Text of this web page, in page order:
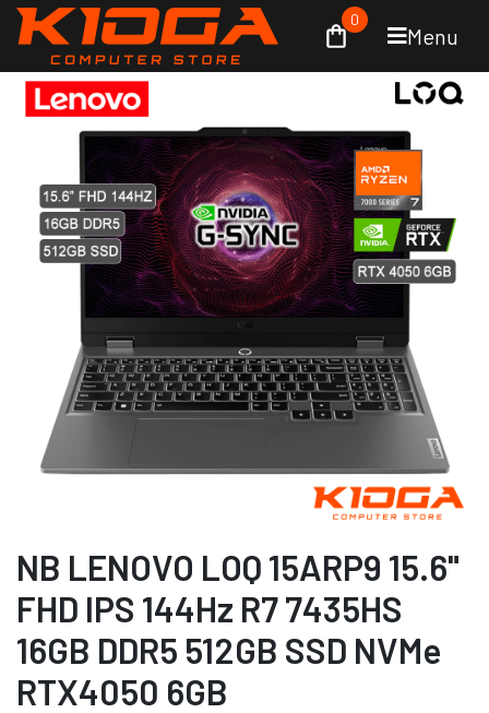
Menu
0
NB LENOVO LOQ 15ARP9 15.6"
FHD IPS 144Hz R7 7435HS
16GB DDR5 512GB SSD NVMe
RTX4050 6GB